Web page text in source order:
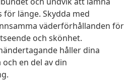
länge. Skydda med
väderförhållanden för
och skönhet.
håller dina
en del av din